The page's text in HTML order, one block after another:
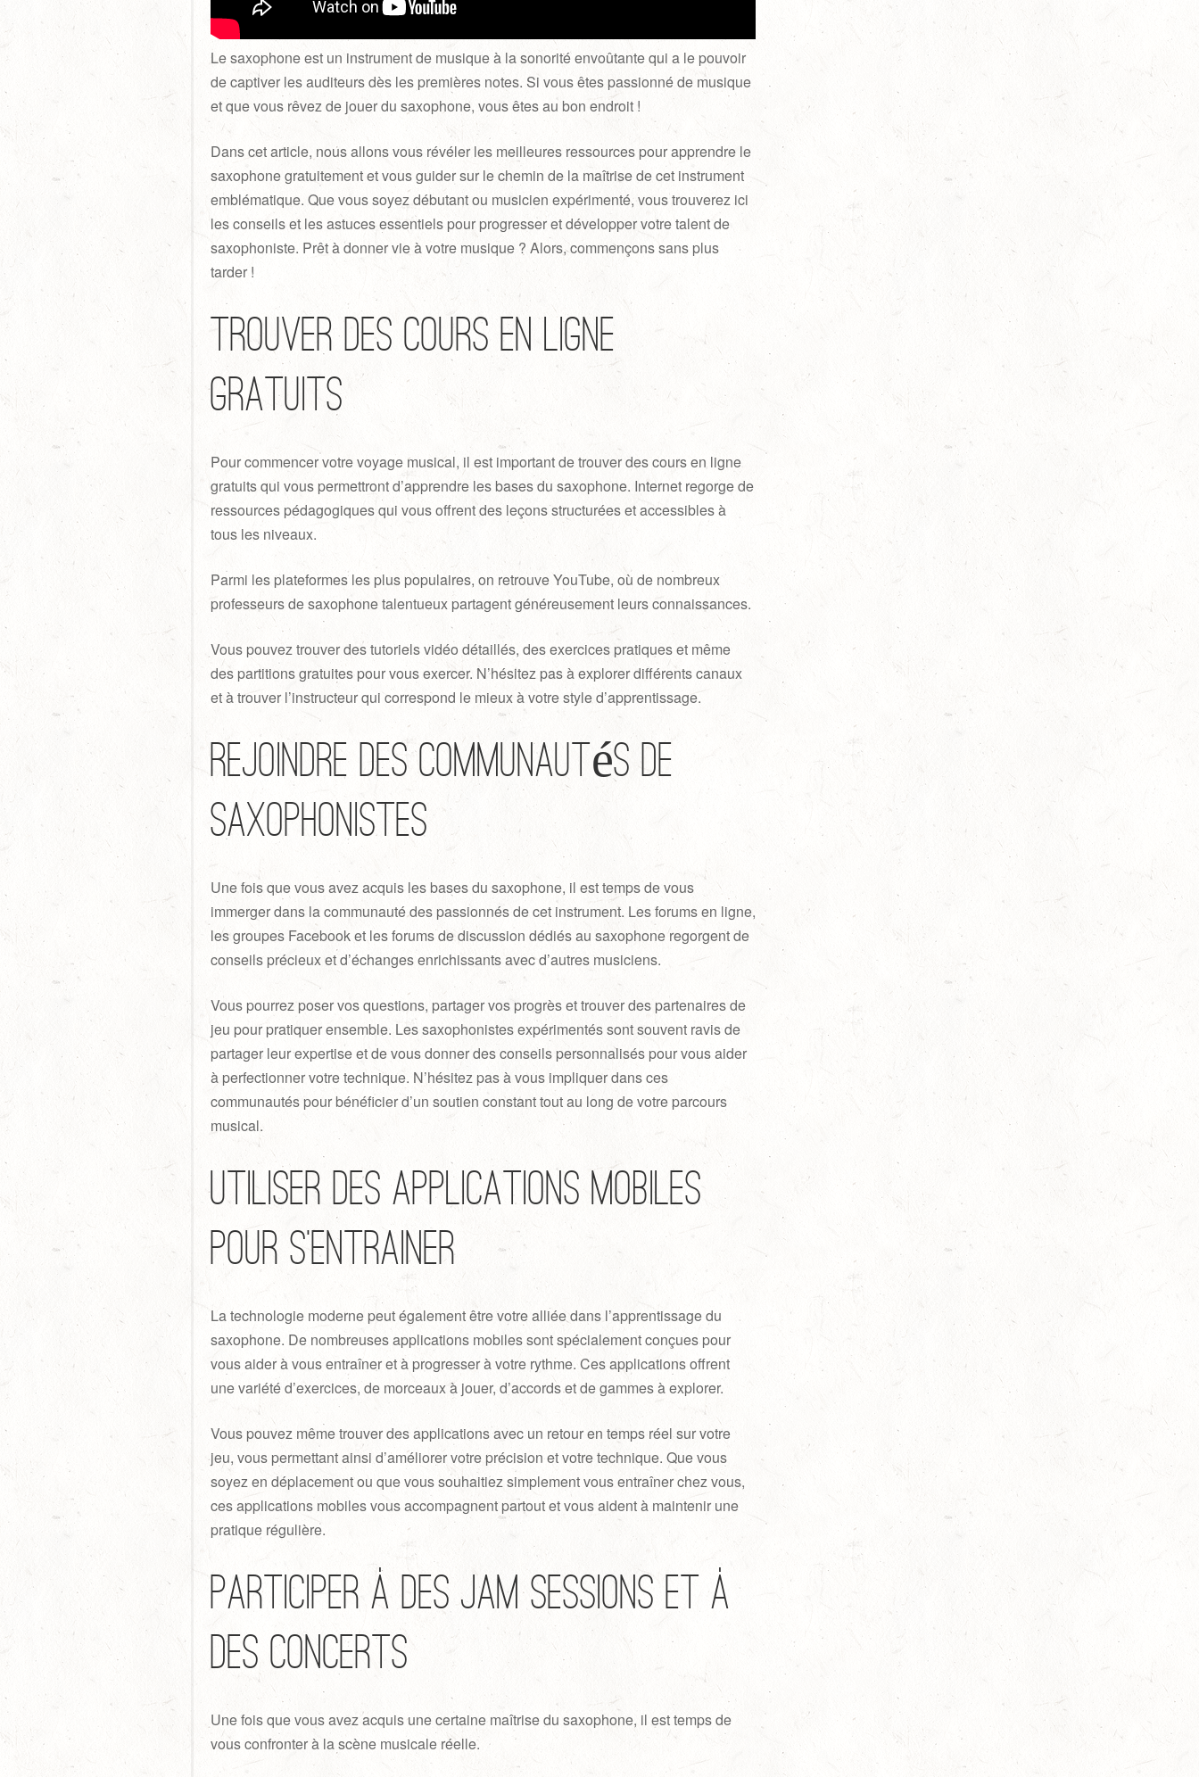
Le saxophone est un instrument de musique à la sonorité envoûtante qui a le pouvoir
de captiver les auditeurs dès les premières notes. Si vous êtes passionné de musique
et que vous rêvez de jouer du saxophone, vous êtes au bon endroit !
Dans cet article, nous allons vous révéler les meilleures ressources pour apprendre le
saxophone gratuitement et vous guider sur le chemin de la maîtrise de cet instrument
emblématique. Que vous soyez débutant ou musicien expérimenté, vous trouverez ici
les conseils et les astuces essentiels pour progresser et développer votre talent de
saxophoniste. Prêt à donner vie à votre musique ? Alors, commençons sans plus
tarder !
Trouver des cours en ligne
gratuits
Pour commencer votre voyage musical, il est important de trouver des cours en ligne
gratuits qui vous permettront d’apprendre les bases du saxophone. Internet regorge de
ressources pédagogiques qui vous offrent des leçons structurées et accessibles à
tous les niveaux.
Parmi les plateformes les plus populaires, on retrouve YouTube, où de nombreux
professeurs de saxophone talentueux partagent généreusement leurs connaissances.
Vous pouvez trouver des tutoriels vidéo détaillés, des exercices pratiques et même
des partitions gratuites pour vous exercer. N’hésitez pas à explorer différents canaux
et à trouver l’instructeur qui correspond le mieux à votre style d’apprentissage.
Rejoindre des communautés de
saxophonistes
Une fois que vous avez acquis les bases du saxophone, il est temps de vous
immerger dans la communauté des passionnés de cet instrument. Les forums en ligne,
les groupes Facebook et les forums de discussion dédiés au saxophone regorgent de
conseils précieux et d’échanges enrichissants avec d’autres musiciens.
Vous pourrez poser vos questions, partager vos progrès et trouver des partenaires de
jeu pour pratiquer ensemble. Les saxophonistes expérimentés sont souvent ravis de
partager leur expertise et de vous donner des conseils personnalisés pour vous aider
à perfectionner votre technique. N’hésitez pas à vous impliquer dans ces
communautés pour bénéficier d’un soutien constant tout au long de votre parcours
musical.
Utiliser des applications mobiles
pour s’entraîner
La technologie moderne peut également être votre alliée dans l’apprentissage du
saxophone. De nombreuses applications mobiles sont spécialement conçues pour
vous aider à vous entraîner et à progresser à votre rythme. Ces applications offrent
une variété d’exercices, de morceaux à jouer, d’accords et de gammes à explorer.
Vous pouvez même trouver des applications avec un retour en temps réel sur votre
jeu, vous permettant ainsi d’améliorer votre précision et votre technique. Que vous
soyez en déplacement ou que vous souhaitiez simplement vous entraîner chez vous,
ces applications mobiles vous accompagnent partout et vous aident à maintenir une
pratique régulière.
Participer à des jam sessions et à
des concerts
Une fois que vous avez acquis une certaine maîtrise du saxophone, il est temps de
vous confronter à la scène musicale réelle.